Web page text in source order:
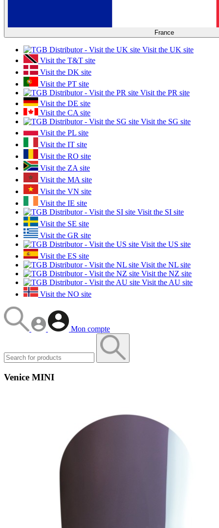
France
Visit the UK site
Visit the T&T site
Visit the DK site
Visit the PT site
Visit the PR site
Visit the DE site
Visit the CA site
Visit the SG site
Visit the PL site
Visit the IT site
Visit the RO site
Visit the ZA site
Visit the MA site
Visit the VN site
Visit the IE site
Visit the SI site
Visit the SE site
Visit the GR site
Visit the US site
Visit the ES site
Visit the NL site
Visit the NZ site
Visit the AU site
Visit the NO site
Mon compte
Venice MINI